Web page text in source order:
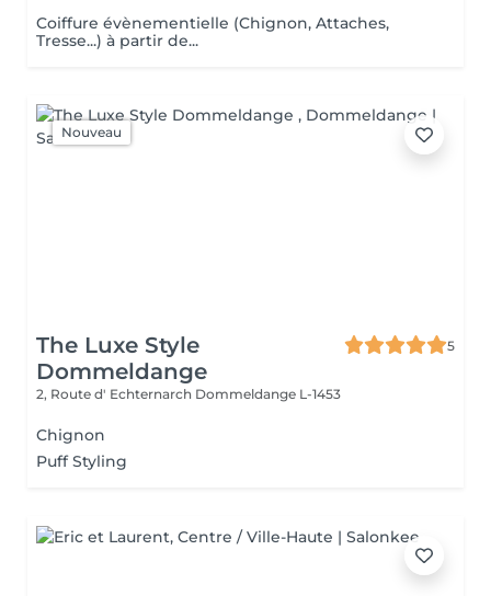
Coiffure évènementielle (Chignon, Attaches,
Tresse...) à partir de...
Nouveau
The Luxe Style
Dommeldange
5
2, Route d' Echternarch Dommeldange L-1453
Chignon
Puff Styling